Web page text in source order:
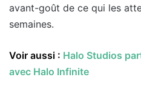
avant-goût de ce qui les
semaines.
Voir aussi : Halo Studios
avec Halo Infinite